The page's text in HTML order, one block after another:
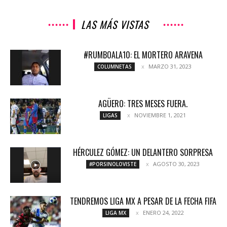
LAS MÁS VISTAS
#RUMBOALA10: EL MORTERO ARAVENA
COLUMNETAS MARZO 31, 2023
AGÜERO: TRES MESES FUERA.
LIGAS NOVIEMBRE 1, 2021
HÉRCULEZ GÓMEZ: UN DELANTERO SORPRESA
#PORSINOLOVISTE AGOSTO 30, 2023
TENDREMOS LIGA MX A PESAR DE LA FECHA FIFA
LIGA MX ENERO 24, 2022